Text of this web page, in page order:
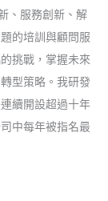
、服務創新、解
的培訓與顧問服
挑戰，掌握未來
型策略。我研發
續開設超過十年
中每年被指名最